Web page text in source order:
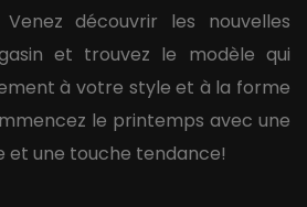
découvrir les nouvelles
et trouvez le modèle qui
à votre style et à la forme
le printemps avec une
une touche tendance!